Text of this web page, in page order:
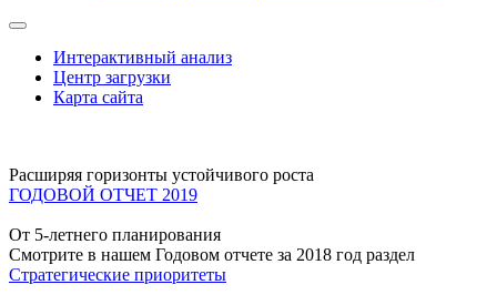
Интерактивный анализ
Центр загрузки
Карта сайта
Расширяя горизонты устойчивого роста
ГОДОВОЙ ОТЧЕТ 2019
От 5-летнего планирования
Смотрите в нашем Годовом отчете за 2018 год раздел
Стратегические приоритеты